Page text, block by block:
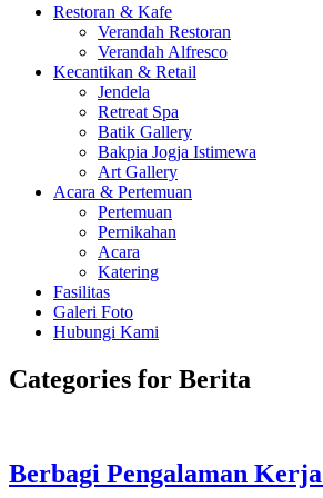
Restoran & Kafe
Verandah Restoran
Verandah Alfresco
Kecantikan & Retail
Jendela
Retreat Spa
Batik Gallery
Bakpia Jogja Istimewa
Art Gallery
Acara & Pertemuan
Pertemuan
Pernikahan
Acara
Katering
Fasilitas
Galeri Foto
Hubungi Kami
Categories for Berita
Berbagi Pengalaman